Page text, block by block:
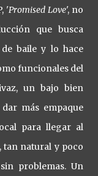
'Promised Love', no
que busca
baile y lo hace
funcionales del
un bajo bien
más empaque
para llegar al
tan natural y poco
problemas. Un